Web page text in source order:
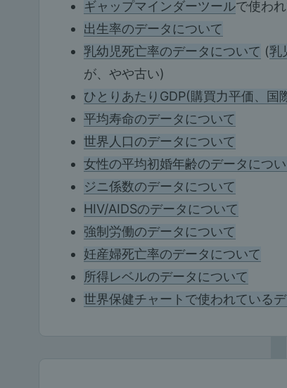
ギャップマインダーツールで使わ
出生率のデータについて
乳幼児死亡率のデータについて (乳
が、やや古い)
ひとりあたりGDP(購買力平価、国
平均寿命のデータについて
世界人口のデータについて
女性の平均初婚年齢のデータにつ
ジニ係数のデータについて
HIV/AIDSのデータについて
強制労働のデータについて
妊産婦死亡率のデータについて
所得レベルのデータについて
世界保健チャートで使われている